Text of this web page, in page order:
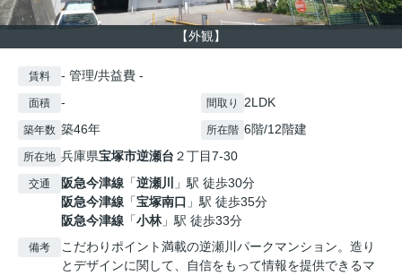
【外観】
賃料 - 管理/共益費 -
面積 - 間取り 2LDK
築年数 築46年 所在階 6階/12階建
所在地 兵庫県宝塚市逆瀬台 ２丁目7-30
交通 阪急今津線 「逆瀬川
」駅 徒歩30分
阪急今津線 「宝塚南口 」駅 徒歩35分
阪急今津線 「小林」駅 徒歩33分
備考
こだわりポイント満載の逆瀬川パークマンション。造り
とデザインに関して、自信をもって情報を提供できるマ